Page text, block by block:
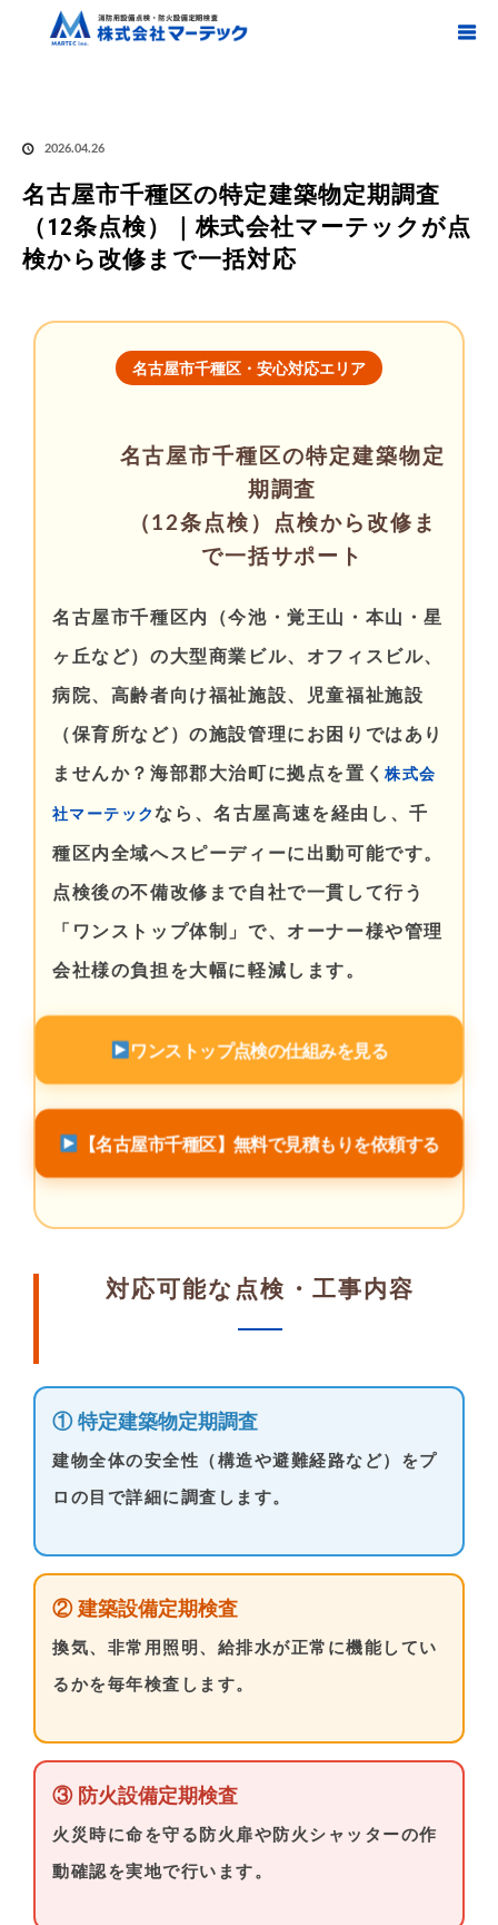
ブログ
名古屋市千種区 特定建築物定期調査 / 名古屋市千種区 名古
2026.04.26
名古屋市千種区の特定建築物定期調査
（12条点検）｜株式会社マーテックが点
検から改修まで一括対応
名古屋市千種区・安心対応エリア
名古屋市千種区の特定建築物定
期調査
（12条点検）点検から改修ま
で一括サポート
名古屋市千種区内（今池・覚王山・本山・星
ヶ丘など）の大型商業ビル、オフィスビル、
病院、高齢者向け福祉施設、児童福祉施設
（保育所など）の施設管理にお困りではあり
ませんか？海部郡大治町に拠点を置く株式会
社マーテックなら、名古屋高速を経由し、千
種区内全域へスピーディーに出動可能です。
点検後の不備改修まで自社で一貫して行う
「ワンストップ体制」で、オーナー様や管理
会社様の負担を大幅に軽減します。
ワンストップ点検の仕組みを見る
【名古屋市千種区】無料で見積もりを依頼する
対応可能な点検・工事内容
① 特定建築物定期調査
建物全体の安全性（構造や避難経路など）をプ
ロの目で詳細に調査します。
② 建築設備定期検査
換気、非常用照明、給排水が正常に機能してい
るかを毎年検査します。
③ 防火設備定期検査
火災時に命を守る防火扉や防火シャッターの作
動確認を実地で行います。